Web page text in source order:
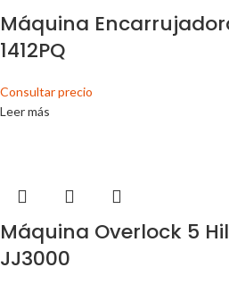
Máquina
1412PQ
Consultar precio
Leer más
Máquina Overlock 5
JJ3000